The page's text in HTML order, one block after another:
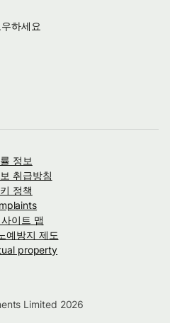
하세요
정보
취급방침
정책
이트 맵
예방지 제도
property
Limited 2026